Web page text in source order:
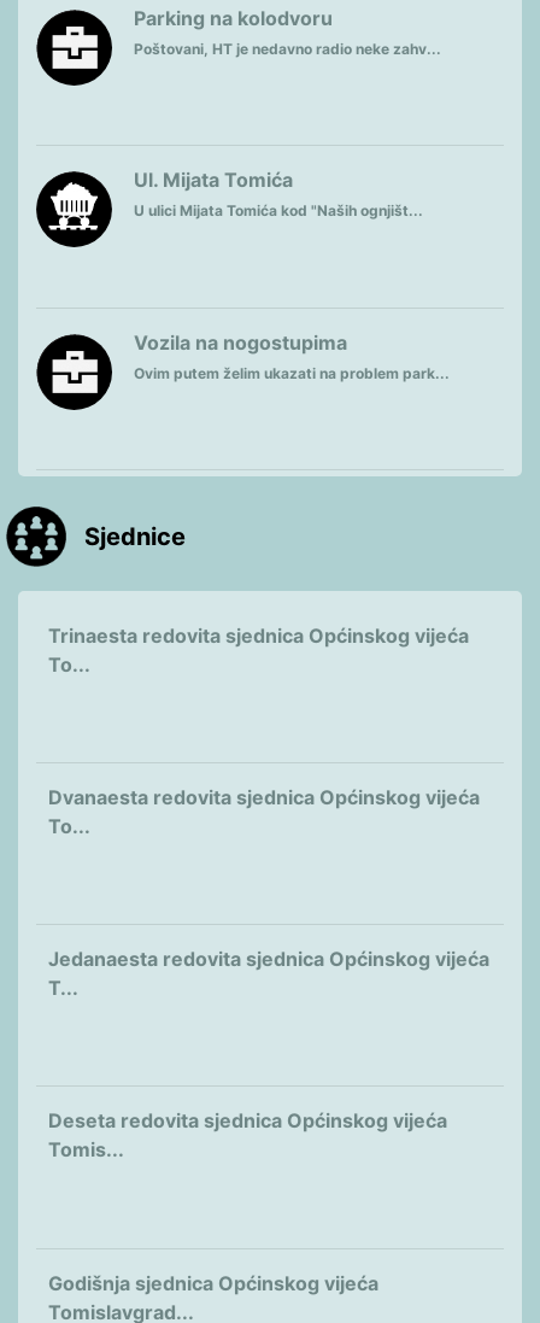
Parking na kolodvoru
Poštovani, HT je nedavno radio neke zahv...
Ul. Mijata Tomića
U ulici Mijata Tomića kod "Naših ognjišt...
Vozila na nogostupima
Ovim putem želim ukazati na problem park...
Sjednice
Trinaesta redovita sjednica Općinskog vijeća
To...
Dvanaesta redovita sjednica Općinskog vijeća
To...
Jedanaesta redovita sjednica Općinskog vijeća
T...
Deseta redovita sjednica Općinskog vijeća
Tomis...
Godišnja sjednica Općinskog vijeća
Tomislavgrad...